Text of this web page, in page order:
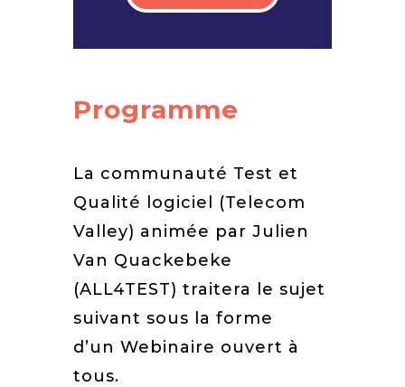
Programme
La communauté Test et
Qualité logiciel (Telecom
Valley) animée par Julien
Van Quackebeke
(ALL4TEST) traitera le sujet
suivant sous la forme
d’un Webinaire ouvert à
tous.